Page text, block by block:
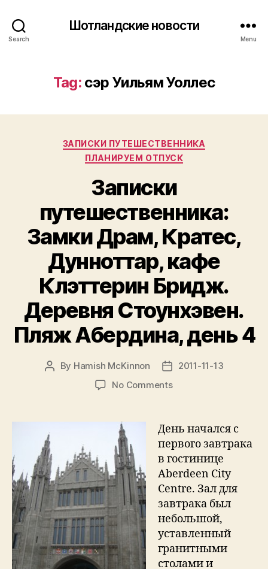
Search
Шотландские новости
Menu
Tag: сэр Уильям Уоллес
Categories
ЗАПИСКИ ПУТЕШЕСТВЕННИКА
ПЛАНИРУЕМ ОТПУСК
Записки
путешественника:
Замки Драм, Кратес,
Дунноттар, кафе
Клэттерин Бридж.
Деревня Стоунхэвен.
Пляж Абердина, день 4
Post
By Hamish McKinnon
Post
date
2011-11-13
No Commentson
Замки
Кратес,
Дунноттар,
кафе
Клэттерин
Бридж.
Деревня
Стоунхэвен.
Абердина,
День начался с
первого завтрака
в гостинице
Aberdeen City
Centre. Зал для
завтрака был
небольшой,
уставленный
гранитными
столами и